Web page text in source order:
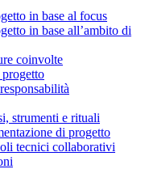
in base al focus
in base all’ambito di
coinvolte
strumenti e rituali
di progetto
tecnici collaborativi